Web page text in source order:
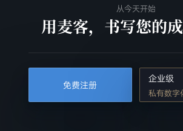
从今天开始
用麦客，书写您的
免费注册
企业级
私有数字